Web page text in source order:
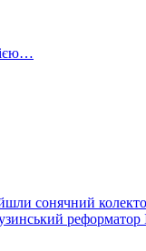
сонячний
реформатор